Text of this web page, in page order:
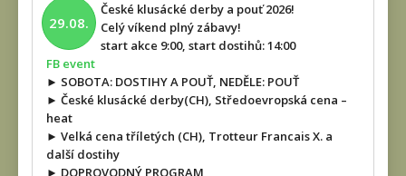
29.08.
České klusácké derby a pouť 2026!
Celý víkend plný zábavy!
start akce 9:00, start dostihů: 14:00
FB event
► SOBOTA: DOSTIHY A POUŤ, NEDĚLE: POUŤ
► České klusácké derby(CH), Středoevropská cena –
heat
► Velká cena tříletých (CH), Trotteur Francais X. a
další dostihy
► DOPROVODNÝ PROGRAM